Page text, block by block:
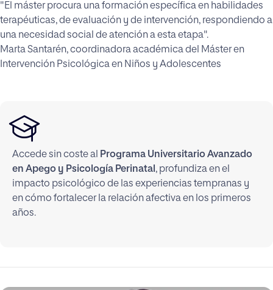
"El máster procura una formación específica en habilidades
terapéuticas, de evaluación y de intervención, respondiendo a
una necesidad social de atención a esta etapa".
Marta Santarén, coordinadora académica del Máster en
Intervención Psicológica en Niños y Adolescentes
Accede sin coste al
Programa Universitario Avanzado
en Apego y Psicología Perinatal , profundiza en el
impacto psicológico de las experiencias tempranas y
en cómo fortalecer la relación afectiva en los primeros
años.